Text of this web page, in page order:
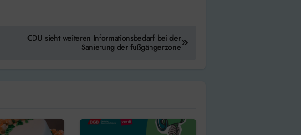
CDU sieht weiteren Informationsbedarf bei der
Sanierung der fußgängerzone